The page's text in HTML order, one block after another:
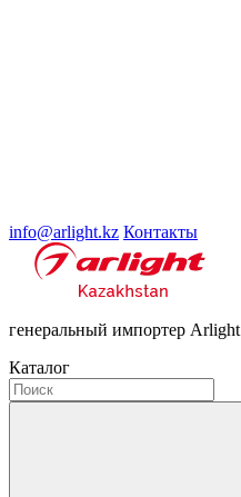
info@arlight.kz Контакты
генеральный импортер Arlight
Каталог